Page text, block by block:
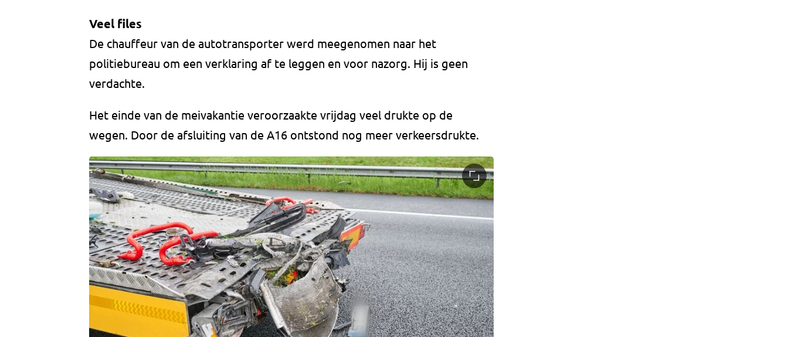
Veel files
De chauffeur van de autotransporter werd meegenomen naar het
politiebureau om een verklaring af te leggen en voor nazorg. Hij is geen
verdachte.
Het einde van de meivakantie veroorzaakte vrijdag veel drukte op de
wegen. Door de afsluiting van de A16 ontstond nog meer verkeersdrukte.